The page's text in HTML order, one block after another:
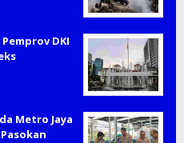
DKI
Metro Jaya